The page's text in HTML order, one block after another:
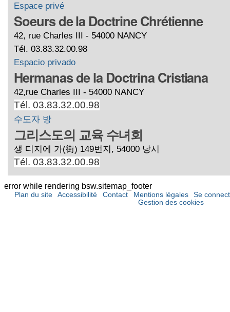
Espace privé
Soeurs de la Doctrine Chrétienne
42, rue Charles III - 54000 NANCY
Tél. 03.83.32.00.98
Espacio privado
Hermanas de la Doctrina Cristiana
42,rue Charles III - 54000 NANCY
Tél. 03.83.32.00.98
수도자 방
그리스도의 교육 수녀회
생 디지에 가(街) 149번지, 54000 낭시
Tél. 03.83.32.00.98
error while rendering bsw.sitemap_footer
Plan du site Accessibilité Contact Mentions légales
Se
Gestion des cookies